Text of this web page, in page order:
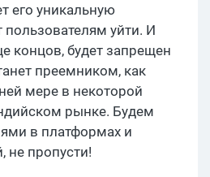
его уникальную
пользователям уйти. И
концов, будет запрещен
преемником, как
мере в некоторой
рынке. Будем
в платформах и
не пропусти!